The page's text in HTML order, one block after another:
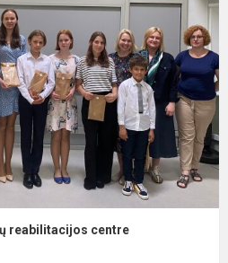
reabilitacijos centre